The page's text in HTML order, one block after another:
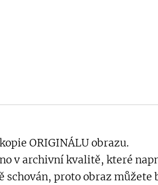
ORIGINÁLU obrazu.
v archivní kvalitě, které
schován, proto obraz